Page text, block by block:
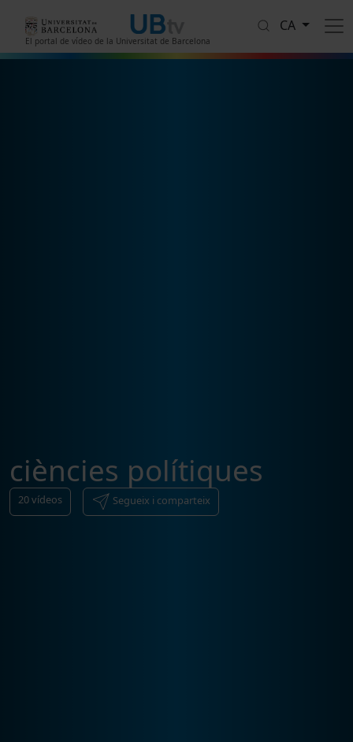
El portal de vídeo de la Universitat de Barcelona
CA
ciències polítiques
20vídeos Segueix i comparteix